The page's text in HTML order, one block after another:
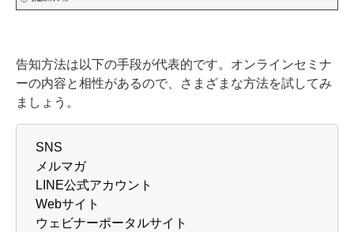
告知方法は以下の手段が代表的です。オンラインセミナ
ーの内容と相性があるので、さまざまな方法を試してみ
ましょう。
SNS
メルマガ
LINE公式アカウント
Webサイト
ウェビナーポータルサイト